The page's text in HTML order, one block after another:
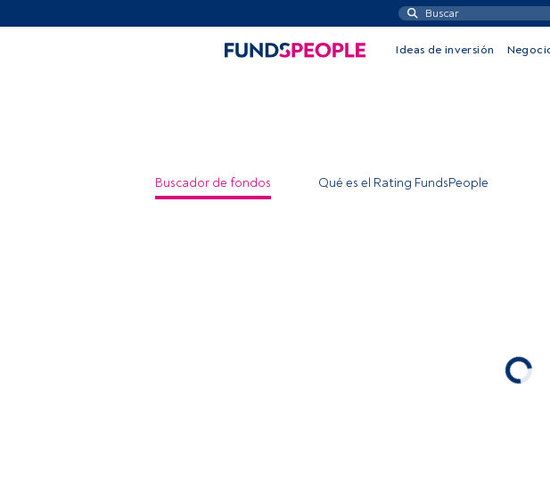
Ideas de inversión
Buscador de fondos Qué es el Rating FundsPeople